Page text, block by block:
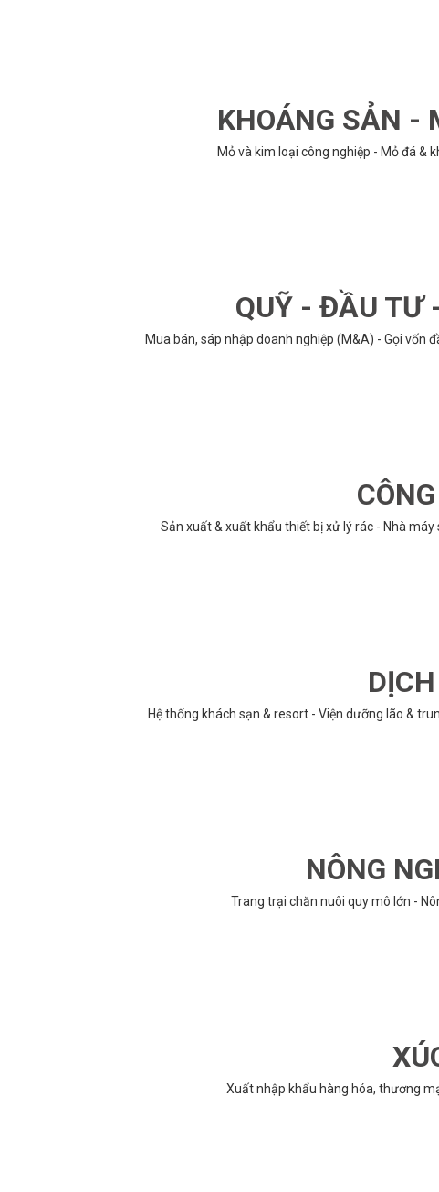
KHOÁNG SẢN -
Mỏ và kim loại công nghiệp - Mỏ đá &
QUỸ - ĐẦU TƯ
Mua bán, sáp nhập doanh nghiệp (M&A) - Gọi vốn
Sản xuất & xuất khẩu thiết bị xử lý rác - Nhà
Hệ thống khách sạn & resort - Viện dưỡng lão &
NÔNG
Trang trại chăn nuôi quy mô lớn -
Xuất nhập khẩu hàng hóa, thương